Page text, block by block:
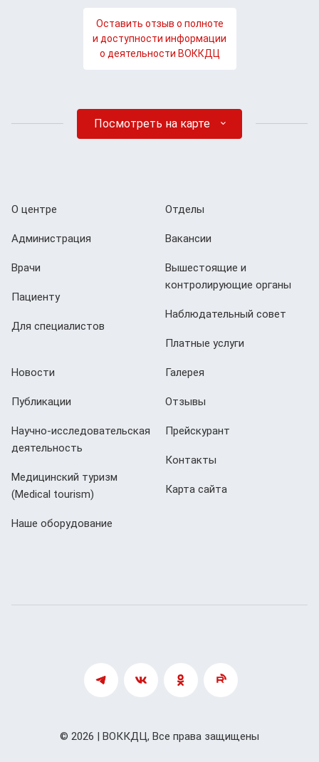
Оставить отзыв о полноте
и доступности информации
о деятельности ВОККДЦ
Посмотреть на карте
О центре
Администрация
Врачи
Пациенту
Для специалистов
Отделы
Вакансии
Вышестоящие и
контролирующие органы
Наблюдательный совет
Платные услуги
Новости
Публикации
Научно-исследовательская
деятельность
Медицинский туризм
(Мedical tourism)
Наше оборудование
Галерея
Отзывы
Прейскурант
Контакты
Карта сайта
© 2026 | ВОККДЦ, Все права защищены